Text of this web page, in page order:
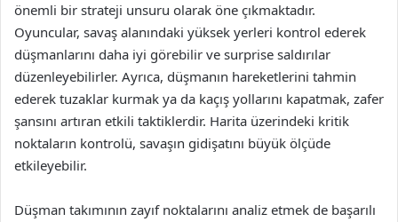
önemli bir strateji unsuru olarak öne çıkmaktadır.
Oyuncular, savaş alanındaki yüksek yerleri kontrol ederek
düşmanlarını daha iyi görebilir ve surprise saldırılar
düzenleyebilirler. Ayrıca, düşmanın hareketlerini tahmin
ederek tuzaklar kurmak ya da kaçış yollarını kapatmak, zafer
şansını artıran etkili taktiklerdir. Harita üzerindeki kritik
noktaların kontrolü, savaşın gidişatını büyük ölçüde
etkileyebilir.
Düşman takımının zayıf noktalarını analiz etmek de başarılı